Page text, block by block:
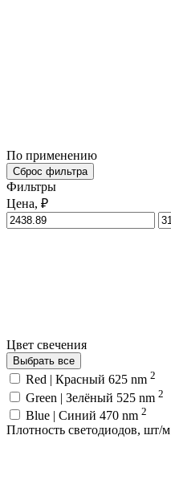
По применению
Сброс фильтра
Фильтры
Цена, ₽
Цвет свечения
Выбрать все
Red | Красный 625 nm 2
Green | Зелёный 525 nm 2
Blue | Синий 470 nm 2
Плотность светодиодов, шт/м